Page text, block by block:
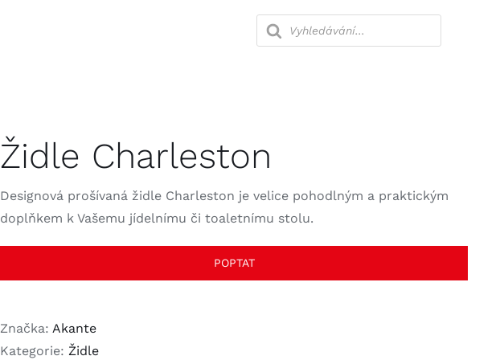
Nábytkové
speciality
Products
search
Židle Charleston
Designová prošívaná židle Charleston je velice pohodlným a praktickým
doplňkem k Vašemu jídelnímu či toaletnímu stolu.
POPTAT
Značka:Akante
Kategorie:Židle